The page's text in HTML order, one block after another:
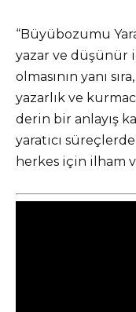
“Büyübozumu
yazar ve düşünür
olmasının yanı
yazarlık ve
derin bir anlayış
yaratıcı
herkes için ilham